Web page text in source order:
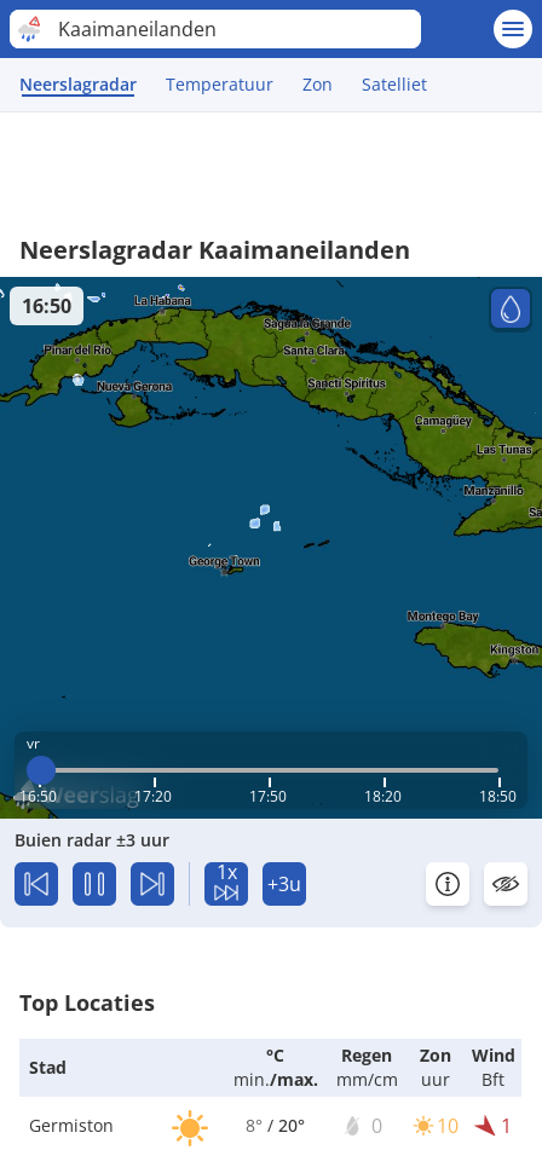
Kaaimaneilanden
Neerslagradar Temperatuur Zon Satelliet
Neerslagradar Kaaimaneilanden
vr
16:50 17:20 17:50 18:20 18:50
16:50
Buien radar ±3 uur
1x +3u
Top Locaties
Stad
°C
min./max.
Regen
mm/cm
Zon
uur
Wind
Bft
Germiston
8° / 20° 0 10 1